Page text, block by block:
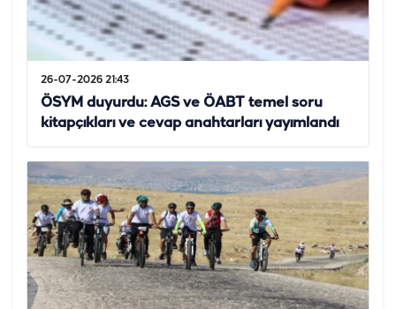
26-07-2026 21:43
ÖSYM duyurdu: AGS ve ÖABT temel soru
kitapçıkları ve cevap anahtarları yayımlandı